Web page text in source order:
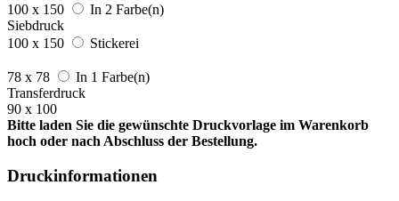
100 x 150
In 2 Farbe(n)
Siebdruck
100 x 150
Stickerei
78 x 78
In 1 Farbe(n)
Transferdruck
90 x 100
Bitte laden Sie die gewünschte Druckvorlage im Warenkorb
hoch oder nach Abschluss der Bestellung.
Druckinformationen